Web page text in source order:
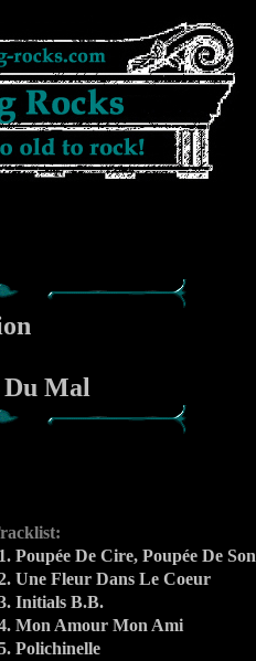
Mal
Poupée De Cire, Poupée De Son
Une Fleur Dans Le Coeur
Initials B.B.
Mon Amour Mon Ami
Polichinelle